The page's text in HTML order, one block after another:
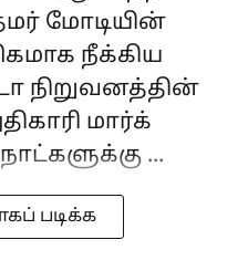
மோடியின்
நீக்கிய
நிறுவனத்தின்
மார்க்
...
படிக்க